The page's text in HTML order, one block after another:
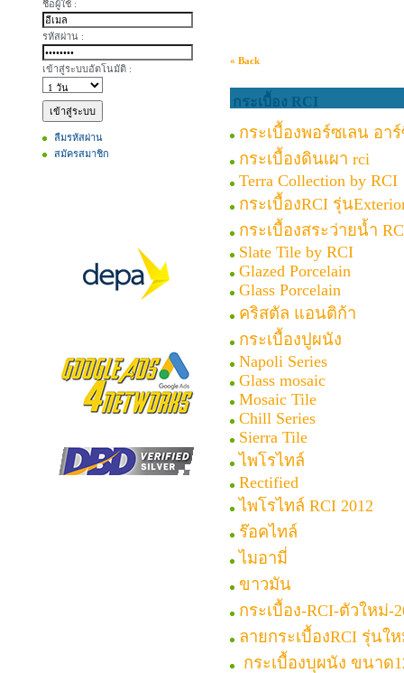
ชื่อผู้ใช้ :
รหัสผ่าน :
เข้าสู่ระบบอัตโนมัติ :
ลืมรหัสผ่าน
สมัครสมาชิก
« Back
กระเบื้อง RCI
กระเบื้องพอร์ซเลน อา
กระเบื้องดินเผา rci
Terra Collection by RCI
กระเบื้องRCI รุ่น
กระเบื้องสระว่ายน้ำ
Slate Tile by RCI
Glazed Porcelain
Glass Porcelain
คริสตัล แอนติก้า
กระเบื้องปูผนัง
Napoli Series
Glass mosaic
Mosaic Tile
Chill Series
Sierra Tile
ไพโรไทล์
Rectified
ไพโรไทล์ RCI 2012
ร๊อคไทล์
ไมอามี่
ขาวมัน
กระเบื้อง-RCI-ตัวใหม่-
ลายกระเบื้องRCI รุ่นใ
กระเบื้องบุผนัง ขนาด